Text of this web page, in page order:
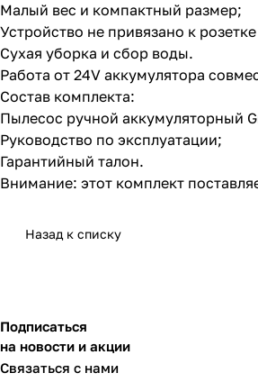
Малый вес и компактный размер;
Устройство не привязано к
Сухая уборка и сбор воды.
Работа от 24V аккумулятора
Состав комплекта:
Пылесос ручной аккумуляторный
Руководство по эксплуатации;
Гарантийный талон.
Внимание: этот комплект
Назад к списку
Подписаться
на новости и акции
Связаться с нами